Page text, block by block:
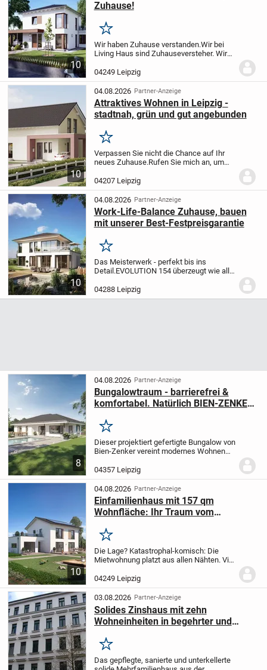
10
Zuhause!
Merken
Wir haben Zuhause verstanden.Wir bei
Living Haus sind Zuhauseversteher. Wir
und Macher. Wir bei Living Haus sind der
Wegweiser und helfende Hand, damit
unsere...
04249 Leipzig
10
04.08.2026 Partner-Anzeige
Attraktives Wohnen in Leipzig -
stadtnah, grün und gut angebunden
Merken
Verpassen Sie nicht die Chance auf Ihr
neues Zuhause.Rufen Sie mich an, um
persönlichen Beratungstermin zu
vereinbaren. Tel.: +49 162 96 86
624Kompakt planen,...
04207 Leipzig
10
04.08.2026 Partner-Anzeige
Work-Life-Balance Zuhause, bauen
mit unserer Best-Festpreisgarantie
Merken
Das Meisterwerk - perfekt bis ins
Detail.EVOLUTION 154 überzeugt wie alle
Individualität in Architektur und Design.
Diegroßen Fenster und die klare
04288 Leipzig
8
04.08.2026 Partner-Anzeige
Bungalowtraum - barrierefrei &
komfortabel. Natürlich BIEN-ZENKER.
Merken
Dieser projektiert gefertigte Bungalow von
Bien-Zenker vereint modernes Wohnen
130 Quadratmetern Wohnfläche. Das
Haus ist ideal für Familien, die das Leben
auf...
04357 Leipzig
10
04.08.2026 Partner-Anzeige
Einfamilienhaus mit 157 qm
Wohnfläche: Ihr Traum vom
Merken
Die Lage? Katastrophal-komisch: Die
Mietwohnung platzt aus allen Nähten. Viel
herrscht Krieg. Zahnputz-Streit, Dusch-
Drama, Klopapier-Krise. So kann das doch
nicht...
04249 Leipzig
03.08.2026 Partner-Anzeige
Solides Zinshaus mit zehn
Wohneinheiten in begehrter und
Merken
Das gepflegte, sanierte und unterkellerte